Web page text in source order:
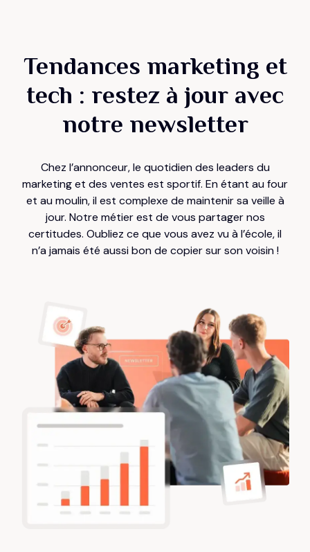
Tendances marketing et
tech : restez à jour avec
notre newsletter
Chez l’annonceur, le quotidien des leaders du
marketing et des ventes est sportif. En étant au four
et au moulin, il est complexe de maintenir sa veille à
jour. Notre métier est de vous partager nos
certitudes. Oubliez ce que vous avez vu à l’école, il
n’a jamais été aussi bon de copier sur son voisin !